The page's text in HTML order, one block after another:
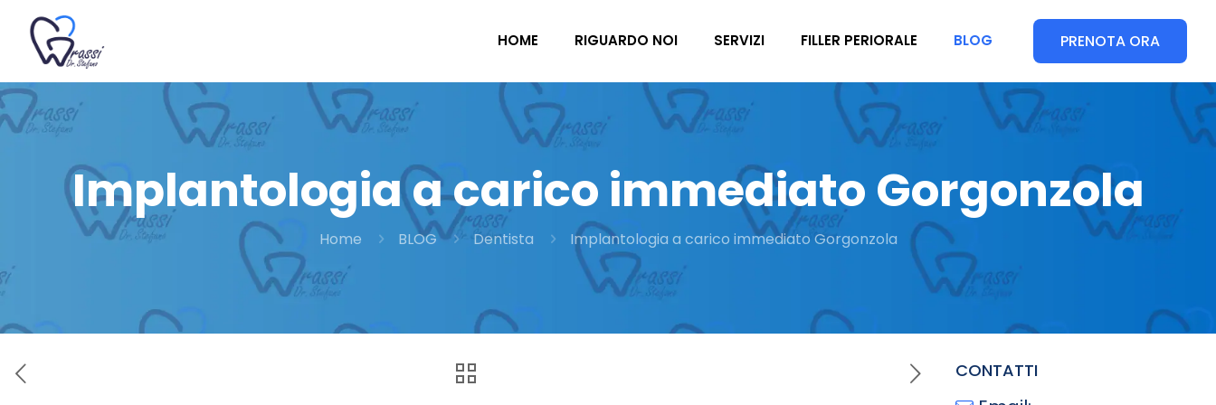
HOME RIGUARDO NOI SERVIZI FILLER PERIORALE BLOG PRENOTA ORA
Implantologia a carico immediato Gorgonzola
Home BLOG Dentista Implantologia a carico immediato Gorgonzola
CONTATTI